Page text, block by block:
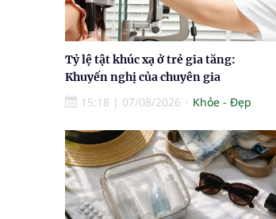
Tỷ lệ tật khúc xạ ở trẻ gia tăng:
Khuyến nghị của chuyên gia
15:18 | 07/08/2026 Khỏe - Đẹp